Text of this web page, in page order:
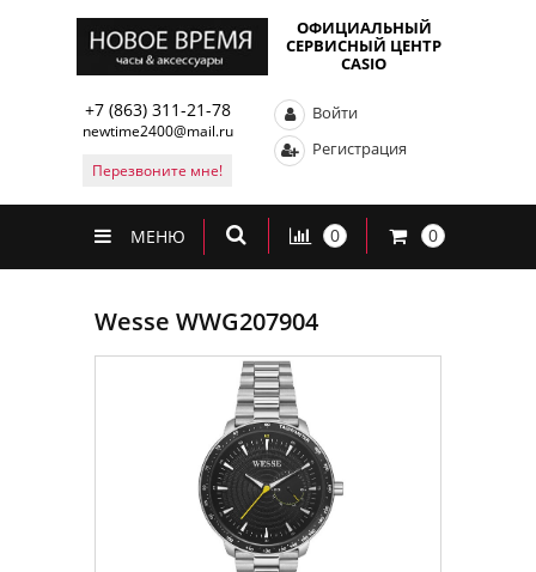
ОФИЦИАЛЬНЫЙ
СЕРВИСНЫЙ ЦЕНТР
CASIO
+7 (863) 311-21-78
newtime2400@mail.ru
Перезвоните мне!
Войти
Регистрация
МЕНЮ 0 0
Wesse WWG207904